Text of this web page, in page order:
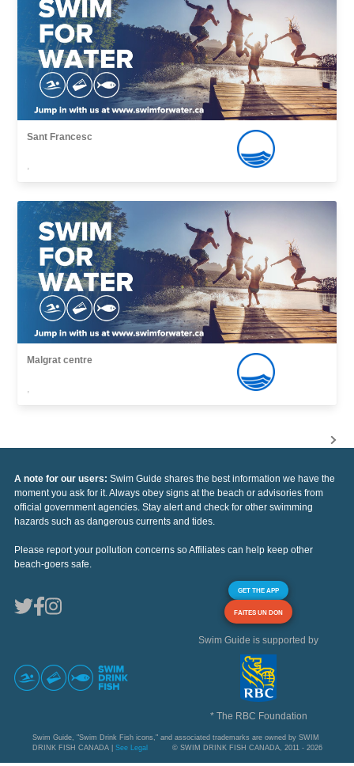
Sant Francesc
,
Malgrat centre
,
A note for our users: Swim Guide shares the best information we have the
moment you ask for it. Always obey signs at the beach or advisories from
official government agencies. Stay alert and check for other swimming
hazards such as dangerous currents and tides.
Please report your pollution concerns so Affiliates can help keep other
beach-goers safe.
GET THE APP
FAITES UN DON
Swim Guide is supported by
* The RBC Foundation
Swim Guide, "Swim Drink Fish icons," and associated trademarks are owned by SWIM
DRINK FISH CANADA | See Legal © SWIM DRINK FISH CANADA, 2011 - 2026